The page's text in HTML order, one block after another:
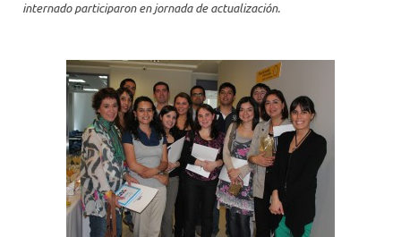
internado participaron en jornada de actualización.